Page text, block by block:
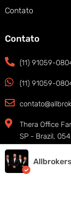
Contato
Contato
(11) 91059-
(11) 91059-
Thera Office
SP - Brazil,